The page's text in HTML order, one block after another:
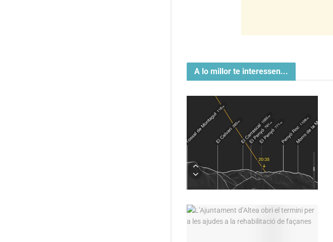
A lo millor te interessen...